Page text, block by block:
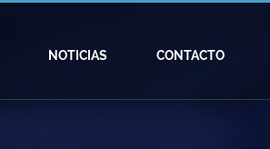
NOTICIAS CONTACTO